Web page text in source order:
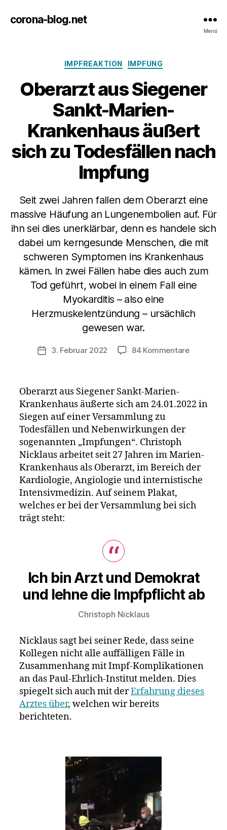
corona-blog.net
Menü
Kategorien
IMPFREAKTION IMPFUNG
Oberarzt aus Siegener
Sankt-Marien-
Krankenhaus äußert
sich zu Todesfällen nach
Impfung
Seit zwei Jahren fallen dem Oberarzt eine
massive Häufung an Lungenembolien auf. Für
ihn sei dies unerklärbar, denn es handele sich
dabei um kerngesunde Menschen, die mit
schweren Symptomen ins Krankenhaus
kämen. In zwei Fällen habe dies auch zum
Tod geführt, wobei in einem Fall eine
Myokarditis – also eine
Herzmuskelentzündung – ursächlich
gewesen war.
Veröffentlichungsdatum
3. Februar 2022 84 Kommentarezu
Marien-
zu
nach
Impfung
Oberarzt aus Siegener Sankt-Marien-
Krankenhaus äußerte sich am 24.01.2022 in
Siegen auf einer Versammlung zu
Todesfällen und Nebenwirkungen der
sogenannten „Impfungen“. Christoph
Nicklaus arbeitet seit 27 Jahren im Marien-
Krankenhaus als Oberarzt, im Bereich der
Kardiologie, Angiologie und internistische
Intensivmedizin. Auf seinem Plakat,
welches er bei der Versammlung bei sich
trägt steht:
Ich bin Arzt und Demokrat
und lehne die Impfpflicht ab
Christoph Nicklaus
Nicklaus sagt bei seiner Rede, dass seine
Kollegen nicht alle auffälligen Fälle in
Zusammenhang mit Impf-Komplikationen
an das Paul-Ehrlich-Institut melden. Dies
spiegelt sich auch mit derErfahrung dieses
Arztes über, welchen wir bereits
berichteten.